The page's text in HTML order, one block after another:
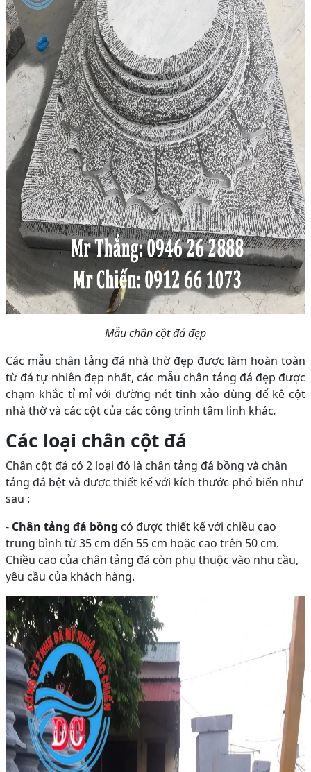
Mẫu chân cột đá đẹp
Các mẫu chân tảng đá nhà thờ đẹp được làm hoàn toàn
từ đá tự nhiên đẹp nhất, các mẫu chân tảng đá đẹp được
chạm khắc tỉ mỉ với đường nét tinh xảo dùng để kê cột
nhà thờ và các cột của các công trình tâm linh khác.
Các loại chân cột đá
Chân cột đá có 2 loại đó là chân tảng đá bồng và chân
tảng đá bệt và được thiết kế với kích thước phổ biến như
sau :
- Chân tảng đá bồng có được thiết kế với chiều cao
trung bình từ 35 cm đến 55 cm hoặc cao trên 50 cm.
Chiều cao của chân tảng đá còn phụ thuộc vào nhu cầu,
yêu cầu của khách hàng.